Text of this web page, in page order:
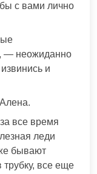
с вами лично
— неожиданно
и
все время
леди
бывают
все еще